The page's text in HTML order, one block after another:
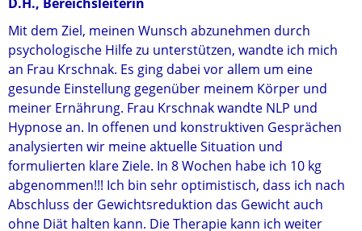
Mit dem Ziel, meinen Wunsch abzunehmen durch
psychologische Hilfe zu unterstützen, wandte ich mich
an Frau Krschnak. Es ging dabei vor allem um eine
gesunde Einstellung gegenüber meinem Körper und
meiner Ernährung. Frau Krschnak wandte NLP und
Hypnose an. In offenen und konstruktiven Gesprächen
analysierten wir meine aktuelle Situation und
formulierten klare Ziele. In 8 Wochen habe ich 10 kg
abgenommen!!! Ich bin sehr optimistisch, dass ich nach
Abschluss der Gewichtsreduktion das Gewicht auch
ohne Diät halten kann. Die Therapie kann ich weiter